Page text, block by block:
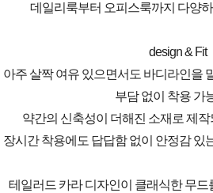
데일리룩부터 오피스룩까지 다양
design & Fit
아주 살짝 여유 있으면서도 바디라인을
부담 없이 착용 가
약간의 신축성이 더해진 소재로 제
장시간 착용에도 답답함 없이 안정감 있
테일러드 카라 디자인이 클래식한 무드